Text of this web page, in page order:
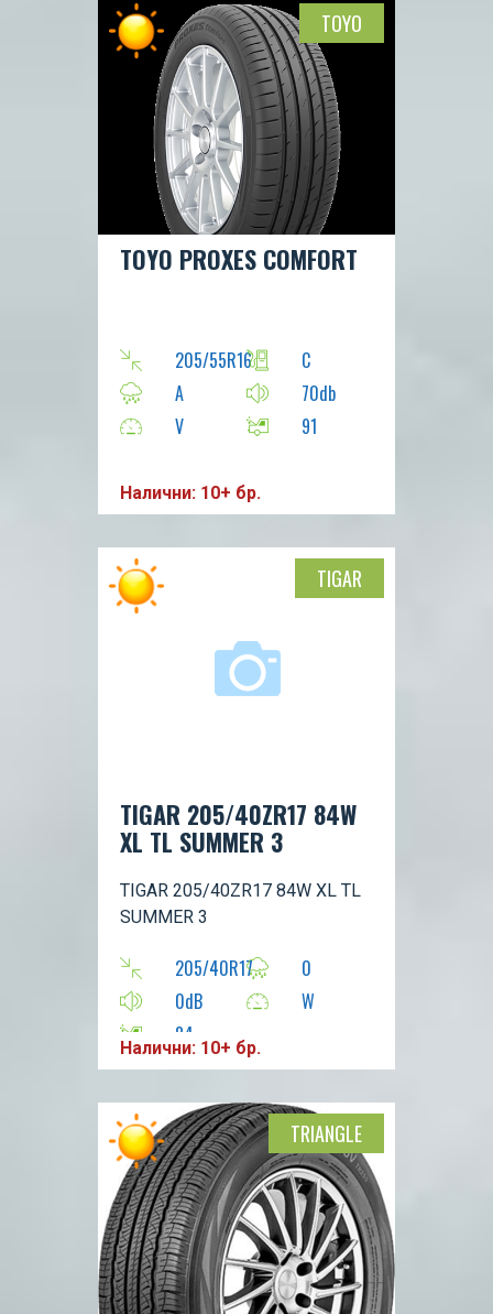
TOYO PROXES COMFORT
205/55R16
C
A
70db
V
91
Налични: 10+ бр.
TOYO
TIGAR 205/40ZR17 84W
XL TL SUMMER 3
TIGAR 205/40ZR17 84W XL TL
SUMMER 3
205/40R17
0
0dB
W
84
Налични: 10+ бр.
TIGAR
TRIANGLE